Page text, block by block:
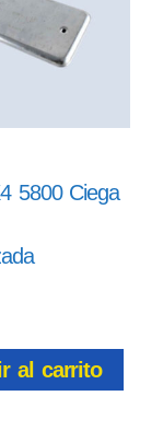
5800 Ciega
al carrito